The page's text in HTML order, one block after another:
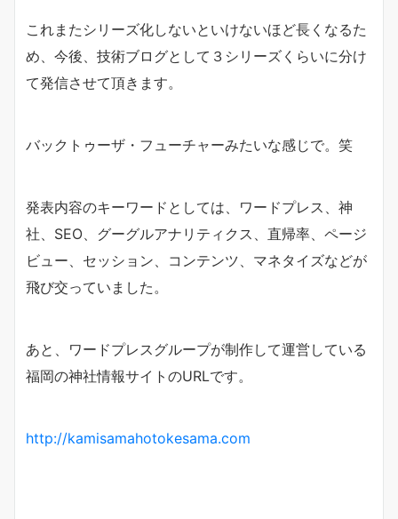
これまたシリーズ化しないといけないほど長くなるた
め、今後、技術ブログとして３シリーズくらいに分け
て発信させて頂きます。
バックトゥーザ・フューチャーみたいな感じで。笑
発表内容のキーワードとしては、ワードプレス、神
社、SEO、グーグルアナリティクス、直帰率、ページ
ビュー、セッション、コンテンツ、マネタイズなどが
飛び交っていました。
あと、ワードプレスグループが制作して運営している
福岡の神社情報サイトのURLです。
http://kamisamahotokesama.com